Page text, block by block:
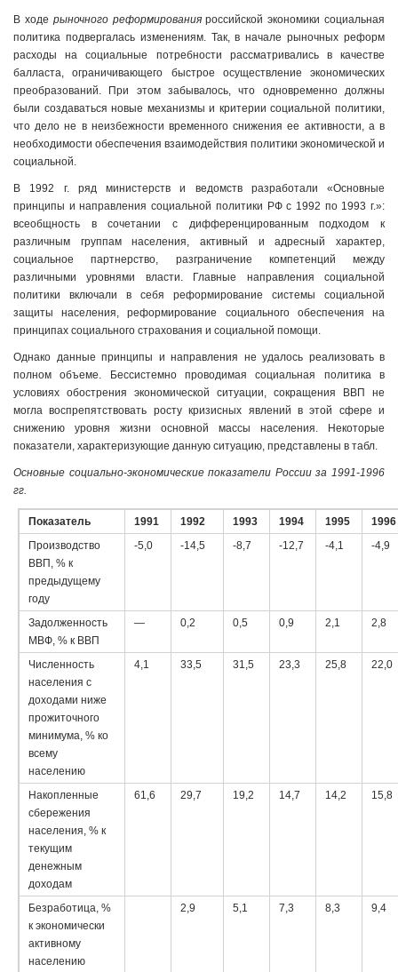
В ходе рыночного реформированияроссийской экономики социальная
политика подвергалась изменениям. Так, в начале рыночных реформ
расходы на социальные потребности рассматривались в качестве
балласта, ограничивающего быстрое осуществление экономических
преобразований. При этом забывалось, что одновременно должны
были создаваться новые механизмы и критерии социальной политики,
что дело не в неизбежности временного снижения ее активности, а в
необходимости обеспечения взаимодействия политики экономической и
социальной.
В 1992 г. ряд министерств и ведомств разработали «Основные
принципы и направления социальной политики РФ с 1992 по 1993 г.»:
всеобщность в сочетании с дифференцированным подходом к
различным группам населения, активный и адресный характер,
социальное партнерство, разграничение компетенций между
различными уровнями власти. Главные направления социальной
политики включали в себя реформирование системы социальной
защиты населения, реформирование социального обеспечения на
принципах социального страхования и социальной помощи.
Однако данные принципы и направления не удалось реализовать в
полном объеме. Бессистемно проводимая социальная политика в
условиях обострения экономической ситуации, сокращения ВВП не
могла воспрепятствовать росту кризисных явлений в этой сфере и
снижению уровня жизни основной массы населения. Некоторые
показатели, характеризующие данную ситуацию, представлены в табл.
Основные социально-экономические показатели России за 1991-1996
гг.
Показатель 1991 1992 1993 1994 1995
1996
Производство
ВВП, % к
предыдущему
году
-5,0 -14,5 -8,7 -12,7 -4,1 -4,9
Задолженность
МВФ, % к ВВП
— 0,2 0,5 0,9 2,1 2,8
Численность
населения с
доходами ниже
прожиточного
минимума, % ко
всему
населению
4,1 33,5 31,5 23,3 25,8 22,0
Накопленные
сбережения
населения, % к
текущим
денежным
доходам
61,6 29,7 19,2 14,7 14,2 15,8
Безработица, %
к экономически
активному
населению
2,9 5,1 7,3 8,3 9,4